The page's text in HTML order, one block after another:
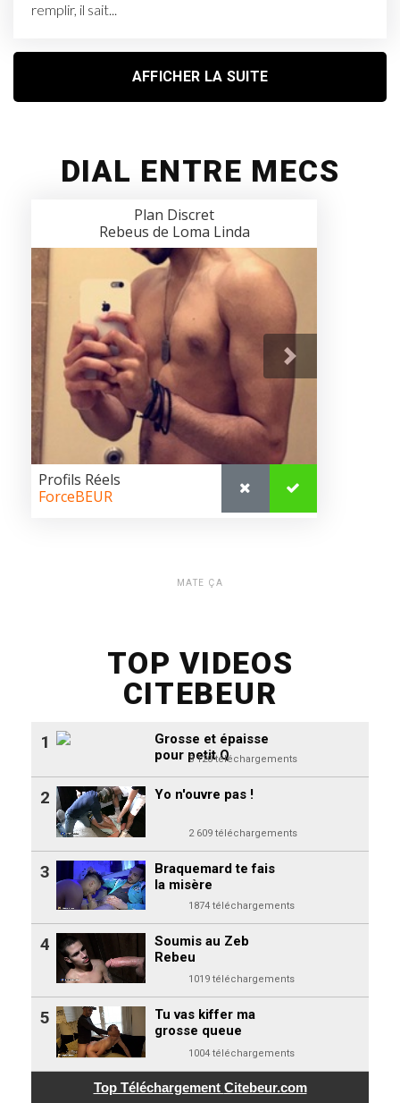
remplir, il sait...
AFFICHER LA SUITE
DIAL ENTRE MECS
MATE ÇA
TOP VIDEOS
CITEBEUR
Grosse et épaisse
pour petit Q
3 120 téléchargements
1
Yo n'ouvre pas !
2 609 téléchargements
2
Braquemard te fais
la misère
1874 téléchargements
3
Soumis au Zeb
Rebeu
1019 téléchargements
4
Tu vas kiffer ma
grosse queue
1004 téléchargements
5
Top Téléchargement Citebeur.com